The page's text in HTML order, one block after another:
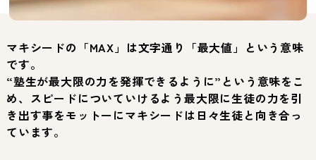
マキシードの「MAX」は文字通り「最大値」という意味
です。
“塾生が最大限の力を発揮できるように”という意味をこ
め、スピードについていけるよう最大限に生徒の力を引
き出す事をモットーにマキシードは日々生徒と向き合っ
ています。